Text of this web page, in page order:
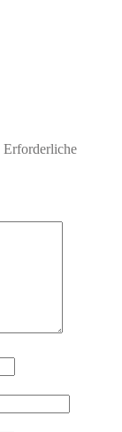
Erforderliche